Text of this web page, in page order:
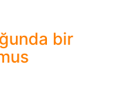
bir